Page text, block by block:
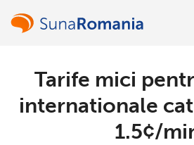
Bine-ai
Tarife mici
internationale
⁦1.5¢⁩/